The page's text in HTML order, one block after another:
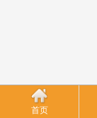
首页